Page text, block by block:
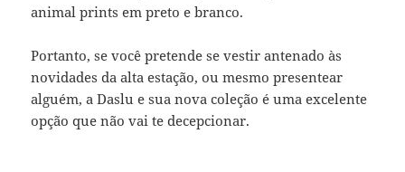
animal prints em preto e branco.
Portanto, se você pretende se vestir antenado às
novidades da alta estação, ou mesmo presentear
alguém, a Daslu e sua nova coleção é uma excelente
opção que não vai te decepcionar.